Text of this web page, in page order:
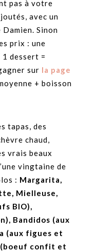
pas à votre
avec un
Sinon
prix : une
dessert =
sur la page
+ boisson
tapas, des
chaud,
vrais beaux
vingtaine de
: Margarita,
Mielleuse,
BIO),
Bandidos (aux
(aux figues et
confit et